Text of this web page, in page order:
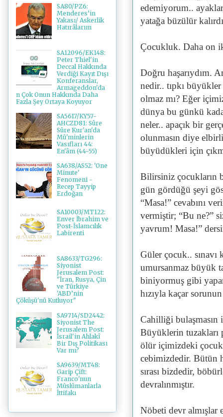
edemiyorum..
yatağa büzülür
Çocukluk. Daha on
Doğru haşarıydım.
nedir.. tıpkı
olmaz mı? Eğer
dünya bu günkü
neler.. apaçık bir
olunmasın diye
büyüdükleri için
Bilirsiniz çocukların
gün gördüğü şeyi
“Masa!” cevabını
vermiştir; “Bu ne?”
yavrum! Masa!”
Güler çocuk..
umursanmaz büyük
biniyormuş gibi yapar
hızıyla kaçar
Cahilliği
Büyüklerin tuzakları
ölür içimizdeki
cebimizdedir. Bütün
sırası bizdedir,
devralınmıştır.
Nöbeti devr almışlar
SA80/PZ6:
Menderes’in
Yakası/ Askerlik
Hatırâlarım
SA12096/EK148:
Peter Thiel'in
Deccal Hakkında
Verdiği Kayıt Dışı
Konferanslar,
Armageddon'da
n Çok Onun Hakkında Daha
Fazla Şey Ortaya Koyuyor
SA5617/KY57-
AHCZD81: Sûre
Sûre Kur'an'da
Mü'minlerin
Vasıfları 44:
En'âm (44-55)
SA638/AS52: 'One
Minute'
Fenomeni -
Recep Tayyip
Erdoğan
SA10003/MT122:
Enver İbrahim ve
Post-İslamcılık
Labirenti
SA8633/TG296:
Siyonist
Jerusalem Post:
"İran, Rusya, Çin
ve Türkiye
'ABD’nin
Çöküşü'nü Kutluyor"
SA9714/SD2442:
Siyonist The
Jerusalem Post:
İsrail'in Ahlakî
Bir Dış Politikası
Var mı?
SA9639/MT48:
Garip Çift:
Franco'nun
Müslümanlarla
İttifakı